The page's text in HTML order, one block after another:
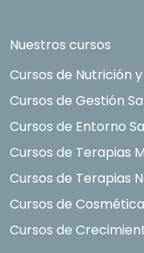
Nuestros cursos
Cursos de Nutrición
Cursos de Gestión
Cursos de Entorno
Cursos de Terapias
Cursos de Terapias
Cursos de
Cursos de